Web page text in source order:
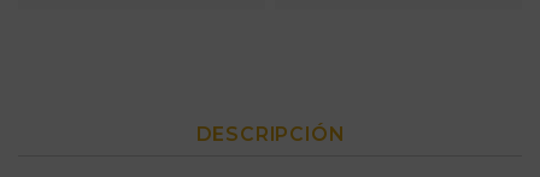
DESCRIPCIÓN